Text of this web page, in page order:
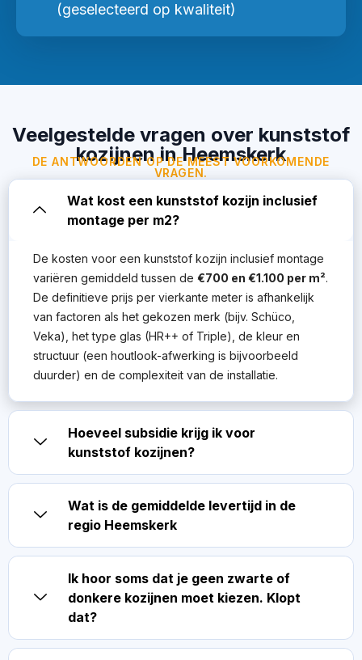
(geselecteerd op kwaliteit)
Veelgestelde vragen over kunststof
kozijnen in Heemskerk
DE ANTWOORDEN OP DE MEEST VOORKOMENDE
VRAGEN.
Wat kost een kunststof kozijn inclusief
montage per m2?
De kosten voor een kunststof kozijn inclusief montage
variëren gemiddeld tussen de €700 en €1.100 per m².
De definitieve prijs per vierkante meter is afhankelijk
van factoren als het gekozen merk (bijv. Schüco,
Veka), het type glas (HR++ of Triple), de kleur en
structuur (een houtlook-afwerking is bijvoorbeeld
duurder) en de complexiteit van de installatie.
Hoeveel subsidie krijg ik voor
kunststof kozijnen?
Wat is de gemiddelde levertijd in de
regio Heemskerk
Ik hoor soms dat je geen zwarte of
donkere kozijnen moet kiezen. Klopt
dat?